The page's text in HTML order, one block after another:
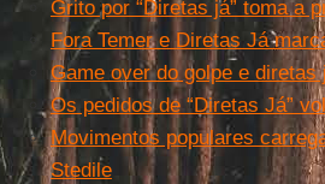
Grito por “Diretas já” toma a
Fora Temer e Diretas Já
Game over do golpe e diretas
Os pedidos de “Diretas Já”
Movimentos populares
Stedile